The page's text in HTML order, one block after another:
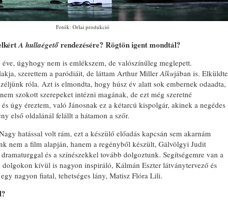
Fotók: Orlai produkció
A hullaégetőrendezésére? Rögtön igent mondtál?
úgyhogy nem is emlékszem, de valószínűleg meglepett.
szerettem a paródiáit, de láttam Arthur MillerAlkujában is. Elküldte
róla. Azt is elmondta, hogy húsz év alatt sok embernek odaadta,
szokott szerepeket intézni magának, de ezt még szeretné
úgy éreztem, való Jánosnak ez a kétarcú kispolgár, akinek a negédes
első oldalánál felállt a hátamon a szőr.
hatással volt rám, ezt a készülő előadás kapcsán sem akarnám
nem a film alapján, hanem a regényből készült, Gálvölgyi Judit
és a színészekkel tovább dolgoztunk. Segítségemre van a
kívül is nagyon inspiráló, Kálmán Eszter látványtervező és
nagyon fiatal, tehetséges lány, Matisz Flóra Lili.